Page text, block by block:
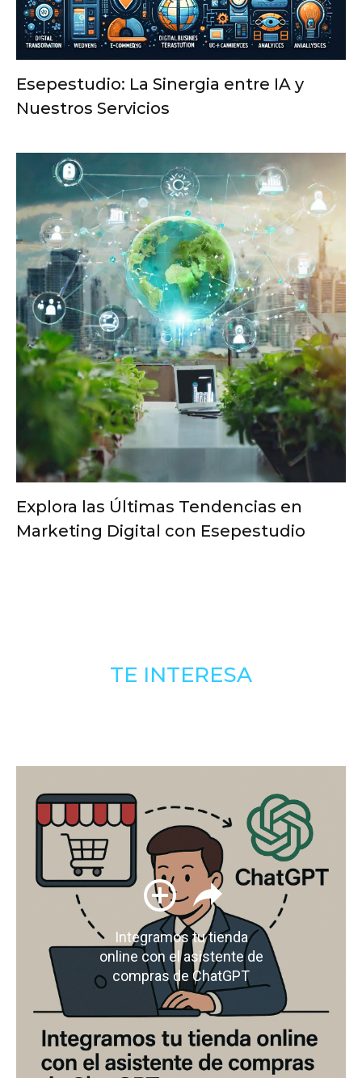
Esepestudio: La Sinergia entre IA y
Nuestros Servicios
Explora las Últimas Tendencias en
Marketing Digital con Esepestudio
TE INTERESA
Integramos tu tienda
online con el asistente de
compras de ChatGPT